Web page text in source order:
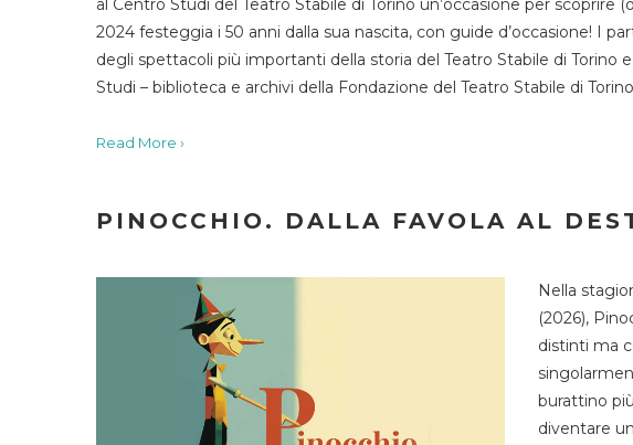
al Centro Studi del Teatro Stabile di Torino un’occasione per
2024 festeggia i 50 anni dalla sua nascita, con guide d’occasione! I
degli spettacoli più importanti della storia del Teatro Stabile di Torino
Studi – biblioteca e archivi della Fondazione del Teatro Stabile di
Read More ›
PINOCCHIO. DALLA FAVOLA AL
Nella
(2026),
distinti ma
burattino
diventare